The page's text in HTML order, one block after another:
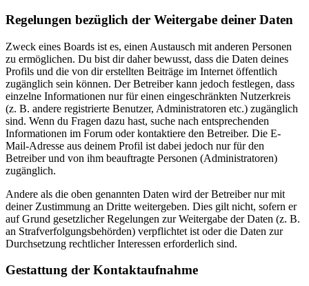
Regelungen bezüglich der Weitergabe deiner Daten
Zweck eines Boards ist es, einen Austausch mit anderen Personen
zu ermöglichen. Du bist dir daher bewusst, dass die Daten deines
Profils und die von dir erstellten Beiträge im Internet öffentlich
zugänglich sein können. Der Betreiber kann jedoch festlegen, dass
einzelne Informationen nur für einen eingeschränkten Nutzerkreis
(z. B. andere registrierte Benutzer, Administratoren etc.) zugänglich
sind. Wenn du Fragen dazu hast, suche nach entsprechenden
Informationen im Forum oder kontaktiere den Betreiber. Die E-
Mail-Adresse aus deinem Profil ist dabei jedoch nur für den
Betreiber und von ihm beauftragte Personen (Administratoren)
zugänglich.
Andere als die oben genannten Daten wird der Betreiber nur mit
deiner Zustimmung an Dritte weitergeben. Dies gilt nicht, sofern er
auf Grund gesetzlicher Regelungen zur Weitergabe der Daten (z. B.
an Strafverfolgungsbehörden) verpflichtet ist oder die Daten zur
Durchsetzung rechtlicher Interessen erforderlich sind.
Gestattung der Kontaktaufnahme